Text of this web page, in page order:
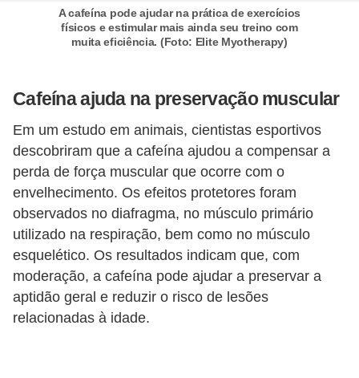
A cafeína pode ajudar na prática de exercícios
físicos e estimular mais ainda seu treino com
muita eficiência. (Foto: Elite Myotherapy)
Cafeína ajuda na preservação muscular
Em um estudo em animais, cientistas esportivos
descobriram que a cafeína ajudou a compensar a
perda de força muscular que ocorre com o
envelhecimento. Os efeitos protetores foram
observados no diafragma, no músculo primário
utilizado na respiração, bem como no músculo
esquelético. Os resultados indicam que, com
moderação, a cafeína pode ajudar a preservar a
aptidão geral e reduzir o risco de lesões
relacionadas à idade.
l
a
P
e
e
P
e